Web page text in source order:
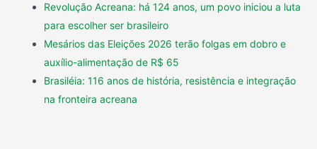
Revolução Acreana: há 124 anos, um povo iniciou a luta
para escolher ser brasileiro
Mesários das Eleições 2026 terão folgas em dobro e
auxílio-alimentação de R$ 65
Brasiléia: 116 anos de história, resistência e integração
na fronteira acreana